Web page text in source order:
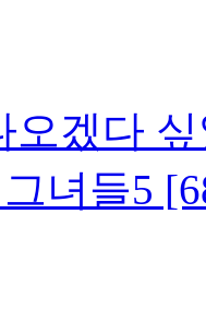
오겠다
그녀들5